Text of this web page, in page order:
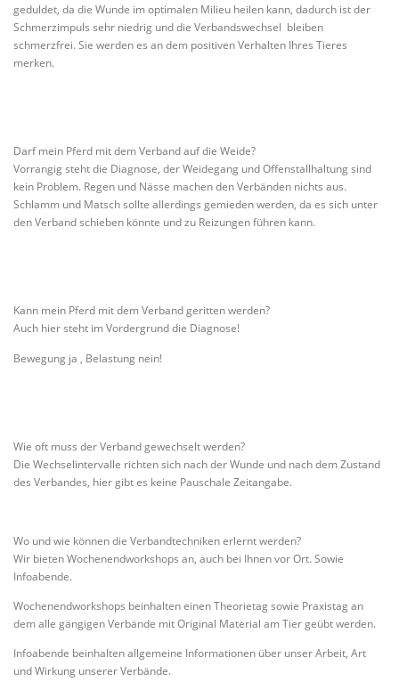
geduldet, da die Wunde im optimalen Milieu heilen kann, dadurch ist der
Schmerzimpuls sehr niedrig und die Verbandswechsel bleiben
schmerzfrei. Sie werden es an dem positiven Verhalten Ihres Tieres
merken.
Darf mein Pferd mit dem Verband auf die Weide?
Vorrangig steht die Diagnose, der Weidegang und Offenstallhaltung sind
kein Problem. Regen und Nässe machen den Verbänden nichts aus.
Schlamm und Matsch sollte allerdings gemieden werden, da es sich unter
den Verband schieben könnte und zu Reizungen führen kann.
Kann mein Pferd mit dem Verband geritten werden?
Auch hier steht im Vordergrund die Diagnose!
Bewegung ja , Belastung nein!
Wie oft muss der Verband gewechselt werden?
Die Wechselintervalle richten sich nach der Wunde und nach dem Zustand
des Verbandes, hier gibt es keine Pauschale Zeitangabe.
Wo und wie können die Verbandtechniken erlernt werden?
Wir bieten Wochenendworkshops an, auch bei Ihnen vor Ort. Sowie
Infoabende.
Wochenendworkshops beinhalten einen Theorietag sowie Praxistag an
dem alle gängigen Verbände mit Original Material am Tier geübt werden.
Infoabende beinhalten allgemeine Informationen über unser Arbeit, Art
und Wirkung unserer Verbände.